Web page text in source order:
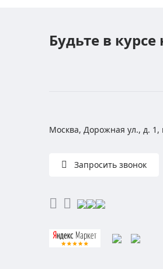
Будьте в
Москва, Дорожная ул., д. 1,
Запросить звонок